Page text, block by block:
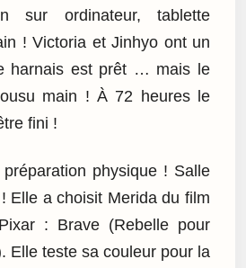
sur ordinateur, tablette
! Victoria et Jinhyo ont un
harnais est prêt … mais le
main ! À 72 heures le
fini !
physique ! Salle
Elle a choisit Merida du film
: Brave (Rebelle pour
Elle teste sa couleur pour la